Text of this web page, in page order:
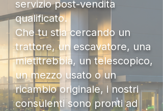
servizio post-vendita
qualificato.
Che tu stia cercando un
trattore, un escavatore, una
mietitrebbia, un telescopico,
un mezzo usato o un
ricambio originale, i nostri
consulenti sono pronti ad